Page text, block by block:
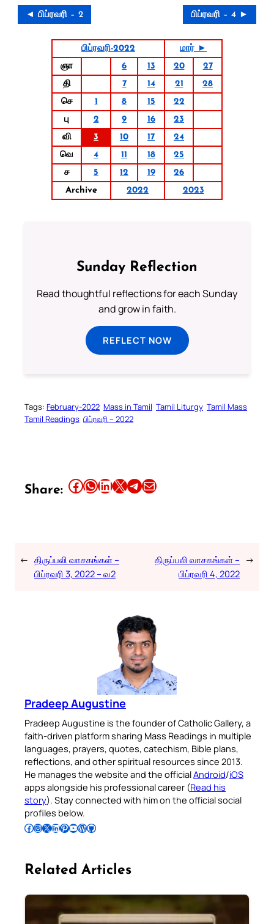
◄ பிப்ரவரி – 2 பிப்ரவரி – 4 ►
பிப்ரவரி-2022
மார் ►
ஞா
6 13 20
27
தி
7 14 21
28
செ
1 8 15
22
பு
2 9 16
23
வி
3 10 17
24
வெ
4 11 18
25
ச
5 12 19
26
Archive
2022 2023
Sunday Reflection
Read thoughtful reflections for each Sunday
and grow in faith.
REFLECT NOW
Tags: February-2022 Mass in Tamil Tamil Liturgy Tamil Mass
Tamil Readings பிப்ரவரி – 2022
Share: Share this article on Facebook Share this article on WhatsApp Share this article on LinkedIn Share this article on X Share this article on TelegramEmail this Article
← திருப்பலி வாசகங்கள் –
பிப்ரவரி 3, 2022 – வ2
திருப்பலி வாசகங்கள் –
பிப்ரவரி 4, 2022
→
Pradeep Augustine
Pradeep Augustine is the founder of Catholic Gallery, a
faith-driven platform sharing Mass Readings in multiple
languages, prayers, quotes, catechism, Bible plans,
reflections, and other spiritual resources since 2013.
He manages the website and the officialAndroid/iOS
apps alongside his professional career (Read his
story). Stay connected with him on the official social
profiles below.
Follow Pradeep on Facebook Follow Pradeep on InstagramFollow Pradeep on X Follow Pradeep on LinkedIn Follow Pradeep on Pinterest Subscribe to Pradeep’s Youtube Channel Follow Pradeep on WordPress Follow Pradeep on GitHub
Related Articles